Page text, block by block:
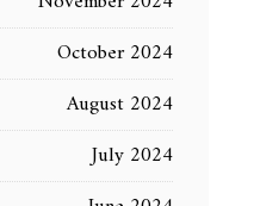
October 2024
August 2024
July 2024